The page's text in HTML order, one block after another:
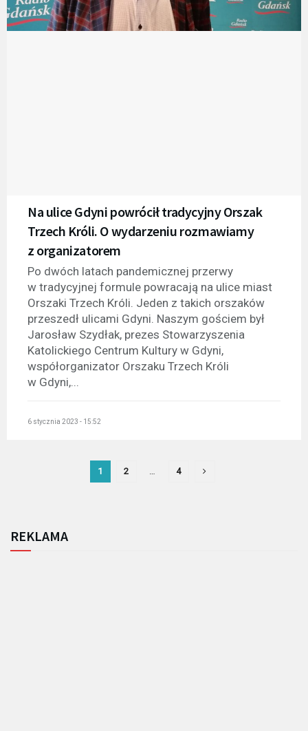
Na ulice Gdyni powrócił tradycyjny Orszak
Trzech Króli. O wydarzeniu rozmawiamy
z organizatorem
Po dwóch latach pandemicznej przerwy
w tradycyjnej formule powracają na ulice miast
Orszaki Trzech Króli. Jeden z takich orszaków
przeszedł ulicami Gdyni. Naszym gościem był
Jarosław Szydłak, prezes Stowarzyszenia
Katolickiego Centrum Kultury w Gdyni,
współorganizator Orszaku Trzech Króli
w Gdyni,...
6 stycznia 2023 - 15:52
1 2 4
REKLAMA